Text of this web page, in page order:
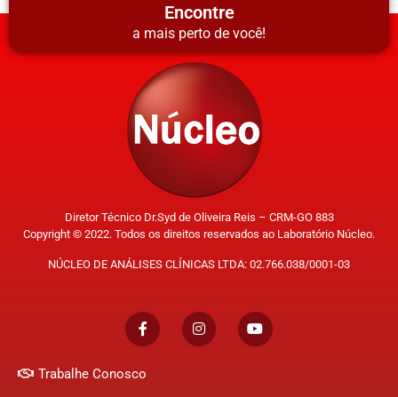
Encontre
a mais perto de você!
Diretor Técnico Dr.Syd de Oliveira Reis – CRM-GO 883
Copyright © 2022. Todos os direitos reservados ao Laboratório Núcleo.
NÚCLEO DE ANÁLISES CLÍNICAS LTDA: 02.766.038/0001-03
Trabalhe Conosco